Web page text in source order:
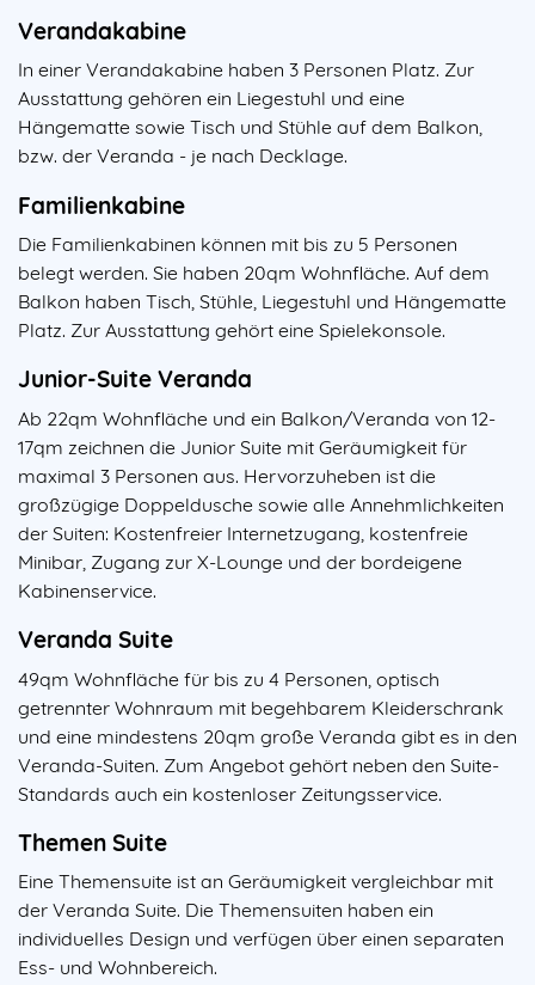
Verandakabine
In einer Verandakabine haben 3 Personen Platz. Zur
Ausstattung gehören ein Liegestuhl und eine
Hängematte sowie Tisch und Stühle auf dem Balkon,
bzw. der Veranda - je nach Decklage.
Familienkabine
Die Familienkabinen können mit bis zu 5 Personen
belegt werden. Sie haben 20qm Wohnfläche. Auf dem
Balkon haben Tisch, Stühle, Liegestuhl und Hängematte
Platz. Zur Ausstattung gehört eine Spielekonsole.
Junior-Suite Veranda
Ab 22qm Wohnfläche und ein Balkon/Veranda von 12-
17qm zeichnen die Junior Suite mit Geräumigkeit für
maximal 3 Personen aus. Hervorzuheben ist die
großzügige Doppeldusche sowie alle Annehmlichkeiten
der Suiten: Kostenfreier Internetzugang, kostenfreie
Minibar, Zugang zur X-Lounge und der bordeigene
Kabinenservice.
Veranda Suite
49qm Wohnfläche für bis zu 4 Personen, optisch
getrennter Wohnraum mit begehbarem Kleiderschrank
und eine mindestens 20qm große Veranda gibt es in den
Veranda-Suiten. Zum Angebot gehört neben den Suite-
Standards auch ein kostenloser Zeitungsservice.
Themen Suite
Eine Themensuite ist an Geräumigkeit vergleichbar mit
der Veranda Suite. Die Themensuiten haben ein
individuelles Design und verfügen über einen separaten
Ess- und Wohnbereich.